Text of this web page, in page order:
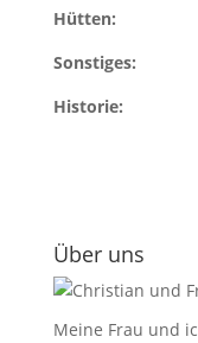
Hütten:
Sonstiges:
Historie:
Über uns
Meine Frau und